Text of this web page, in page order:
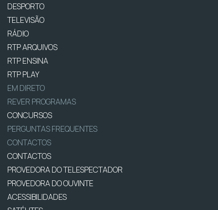
DESPORTO
TELEVISÃO
RÁDIO
RTP ARQUIVOS
RTP ENSINA
RTP PLAY
EM DIRETO
REVER PROGRAMAS
CONCURSOS
PERGUNTAS FREQUENTES
CONTACTOS
CONTACTOS
PROVEDORA DO TELESPECTADOR
PROVEDORA DO OUVINTE
ACESSIBILIDADES